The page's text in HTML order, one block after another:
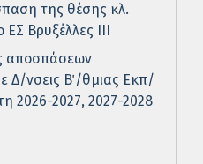
της θέσης κλ.
Βρυξέλλες ΙΙΙ
αποσπάσεων
Δ/νσεις Β΄/θμιας Εκπ/
2026-2027, 2027-2028